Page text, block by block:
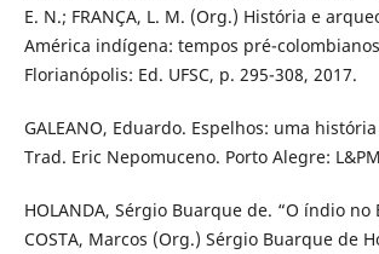
E. N.; FRANÇA, L. M. (Org.) História e
América indígena: tempos pré-
Florianópolis: Ed. UFSC, p. 295-308, 2017.
GALEANO, Eduardo. Espelhos: uma
Trad. Eric Nepomuceno. Porto Alegre:
HOLANDA, Sérgio Buarque de. “O índio no
COSTA, Marcos (Org.) Sérgio Buarque de